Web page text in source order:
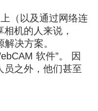
（以及通过网络连
机的人来说，
决方案。
软件”。 因
员之外，他们甚至